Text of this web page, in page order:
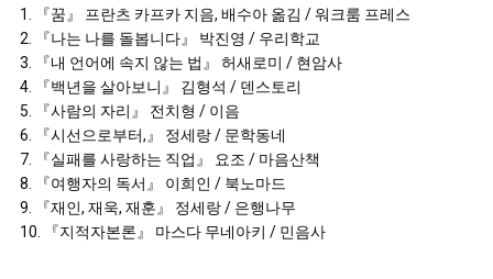
1. 『꿈』 프란츠 카프카 지음, 배수아 옮김 / 워크룸 프레스
2. 『나는 나를 돌봅니다』 박진영 / 우리학교
3. 『내 언어에 속지 않는 법』 허새로미 / 현암사
4. 『백년을 살아보니』 김형석 / 덴스토리
5. 『사람의 자리』 전치형 / 이음
6. 『시선으로부터,』 정세랑 / 문학동네
7. 『실패를 사랑하는 직업』 요조 / 마음산책
8. 『여행자의 독서』 이희인 / 북노마드
9. 『재인, 재욱, 재훈』 정세랑 / 은행나무
10. 『지적자본론』 마스다 무네아키 / 민음사